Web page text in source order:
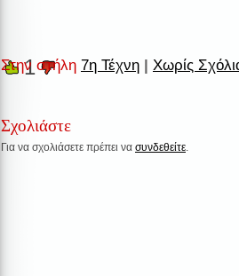
Στην στήλη 7η Τέχνη | Χωρίς
1
Σχολιάστε
Για να σχολιάσετε πρέπει να συνδεθείτε.